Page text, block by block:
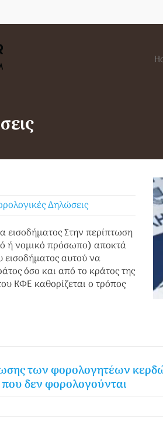
Δηλώσεις
Στην περίπτωση
ή νομικό πρόσωπο) αποκτά
εισοδήματος αυτού να
όσο και από το κράτος της
ΚΦΕ καθορίζεται ο τρόπος
των φορολογητέων
δεν φορολογούνται